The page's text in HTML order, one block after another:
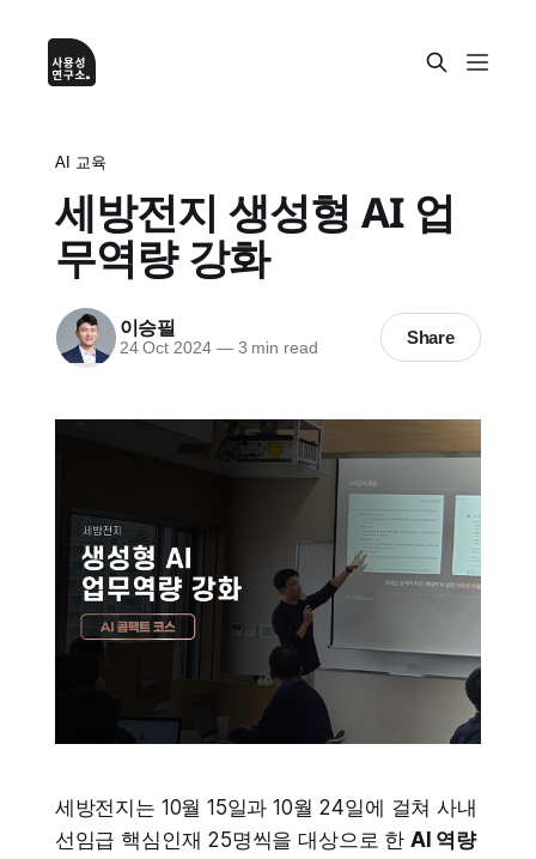
AI 교육
세방전지 생성형 AI 업
무역량 강화
이승필
24 Oct 2024 —3 min read
Share
세방전지는 10월 15일과 10월 24일에 걸쳐 사내
선임급 핵심인재 25명씩을 대상으로 한 AI 역량